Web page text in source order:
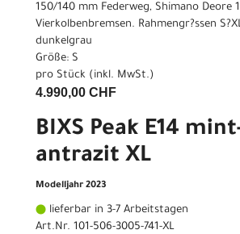
150/140 mm Federweg, Shimano Deore
Vierkolbenbremsen. Rahmengr?ssen
dunkelgrau
Größe: S
pro Stück (inkl. MwSt.)
4.990,00 CHF
BIXS Peak E14
antrazit XL
Modelljahr 2023
lieferbar in 3-7 Arbeitstagen
Art.Nr. 101-506-3005-741-XL